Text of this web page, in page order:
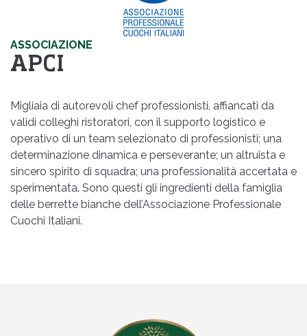
ASSOCIAZIONE
APCI
Migliaia di autorevoli chef professionisti, affiancati da
validi colleghi ristoratori, con il supporto logistico e
operativo di un team selezionato di professionisti; una
determinazione dinamica e perseverante; un altruista e
sincero spirito di squadra; una professionalità accertata e
sperimentata. Sono questi gli ingredienti della famiglia
delle berrette bianche dell’Associazione Professionale
Cuochi Italiani.